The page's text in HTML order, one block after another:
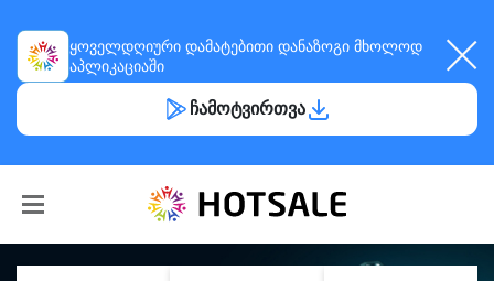
ყოველდღიური დამატებითი დანაზოგი მხოლოდ
აპლიკაციაში
ჩამოტვირთვა